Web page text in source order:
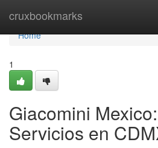
cruxbookmarks
Home
Home
1
Giacomini
Servicios en